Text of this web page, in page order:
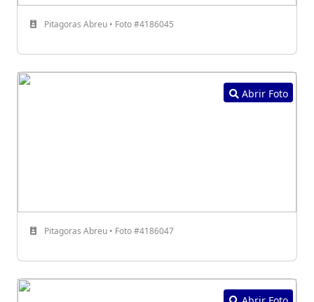
Pitagoras Abreu • Foto #4186045
Abrir Foto
Pitagoras Abreu • Foto #4186047